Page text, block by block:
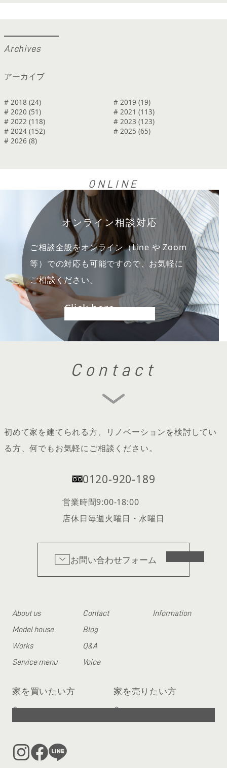
Archives
アーカイブ
# 2018 (24)
# 2019 (19)
# 2020 (51)
# 2021 (113)
# 2022 (118)
# 2023 (123)
# 2024 (152)
# 2025 (65)
# 2026 (8)
ONLINE
オンライン相談対応
ご相談全般をオンライン（Line や Zoom
等）での対応も可能ですので、お気軽に
ご相談ください。
Click here
Contact
初めて家を建てられる方、リノベーションを検討してい
る方、何でもお気軽にご相談ください。
0120-920-189
営業時間9:00-18:00
店休日毎週火曜日・水曜日
お問い合わせフォーム
About us
Model house
Works
Service menu
Contact
Blog
Q&A
Voice
Information
家を買いたい方
へ
家を売りたい方
へ